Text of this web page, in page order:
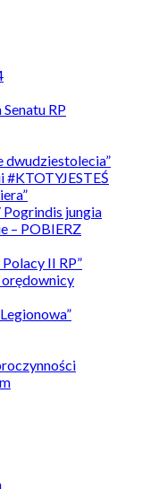
RP
dwudziestolecia”
#KTOTYJESTEŚ
Pogrindis jungia
– POBIERZ
II RP”